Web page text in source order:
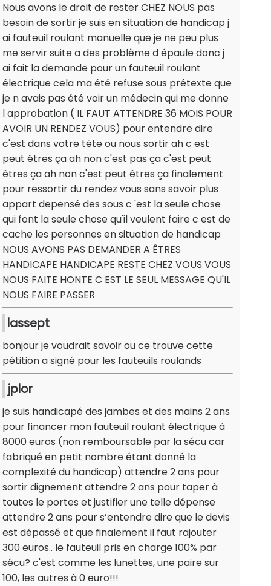
Nous avons le droit de rester CHEZ NOUS pas
besoin de sortir je suis en situation de handicap j
ai fauteuil roulant manuelle que je ne peu plus
me servir suite a des problème d épaule donc j
ai fait la demande pour un fauteuil roulant
électrique cela ma été refuse sous prétexte que
je n avais pas été voir un médecin qui me donne
l approbation ( IL FAUT ATTENDRE 36 MOIS POUR
AVOIR UN RENDEZ VOUS) pour entendre dire
c'est dans votre tête ou nous sortir ah c est
peut êtres ça ah non c'est pas ça c'est peut
êtres ça ah non c'est peut êtres ça finalement
pour ressortir du rendez vous sans savoir plus
appart depensé des sous c 'est la seule chose
qui font la seule chose qu'il veulent faire c est de
cache les personnes en situation de handicap
NOUS AVONS PAS DEMANDER A ÊTRES
HANDICAPE HANDICAPE RESTE CHEZ VOUS VOUS
NOUS FAITE HONTE C EST LE SEUL MESSAGE QU'IL
NOUS FAIRE PASSER
lassept
bonjour je voudrait savoir ou ce trouve cette
pétition a signé pour les fauteuils roulands
jplor
je suis handicapé des jambes et des mains 2 ans
pour financer mon fauteuil roulant électrique à
8000 euros (non remboursable par la sécu car
fabriqué en petit nombre étant donné la
complexité du handicap) attendre 2 ans pour
sortir dignement attendre 2 ans pour taper à
toutes le portes et justifier une telle dépense
attendre 2 ans pour s’entendre dire que le devis
est dépassé et que finalement il faut rajouter
300 euros.. le fauteuil pris en charge 100% par
sécu? c'est comme les lunettes, une paire sur
100, les autres à 0 euro!!!